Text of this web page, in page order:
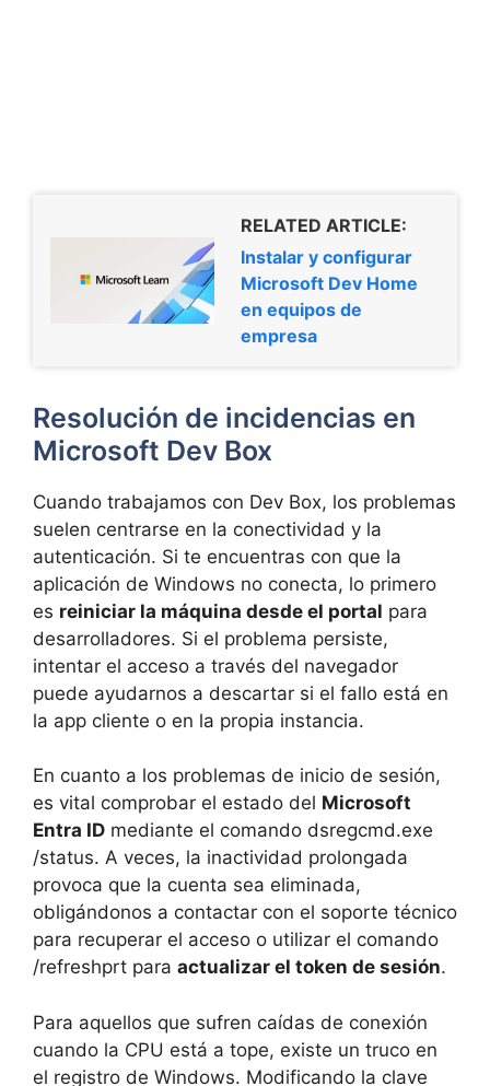
RELATED ARTICLE:
Instalar y configurar
Microsoft Dev Home
en equipos de
empresa
Resolución de incidencias en
Microsoft Dev Box
Cuando trabajamos con Dev Box, los problemas
suelen centrarse en la conectividad y la
autenticación. Si te encuentras con que la
aplicación de Windows no conecta, lo primero
es reiniciar la máquina desde el portal para
desarrolladores. Si el problema persiste,
intentar el acceso a través del navegador
puede ayudarnos a descartar si el fallo está en
la app cliente o en la propia instancia.
En cuanto a los problemas de inicio de sesión,
es vital comprobar el estado del Microsoft
Entra ID mediante el comando dsregcmd.exe
/status. A veces, la inactividad prolongada
provoca que la cuenta sea eliminada,
obligándonos a contactar con el soporte técnico
para recuperar el acceso o utilizar el comando
/refreshprt para actualizar el token de sesión.
Para aquellos que sufren caídas de conexión
cuando la CPU está a tope, existe un truco en
el registro de Windows. Modificando la clave